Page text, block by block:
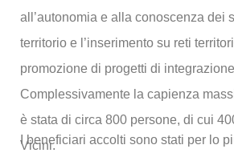
all’autonomia e alla conoscenza dei
territorio e l’inserimento su reti
promozione di progetti di
Complessivamente la capienza
è stata di circa 800 persone, di cui
Vicini.
I beneficiari accolti sono stati per lo